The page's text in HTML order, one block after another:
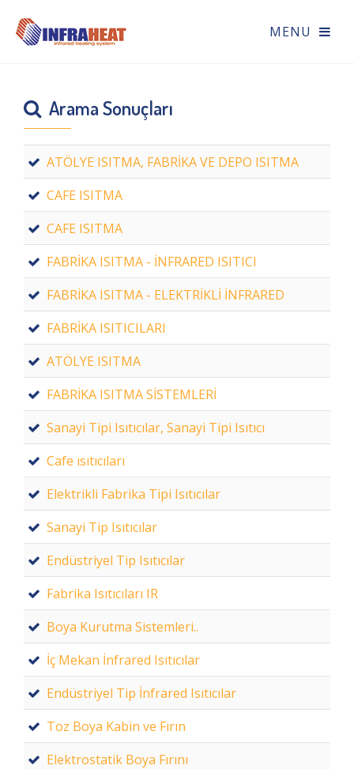
Arama Sonuçları
ATÖLYE ISITMA, FABRİKA VE DEPO ISITMA
CAFE ISITMA
CAFE ISITMA
FABRİKA ISITMA - İNFRARED ISITICI
FABRİKA ISITMA - ELEKTRİKLİ İNFRARED
FABRİKA ISITICILARI
ATÖLYE ISITMA
FABRİKA ISITMA SİSTEMLERİ
Sanayi Tipi Isıtıcılar, Sanayi Tipi Isıtıcı
Cafe ısıtıcıları
Elektrikli Fabrika Tipi Isıtıcılar
Sanayi Tip Isıtıcılar
Endüstriyel Tip Isıtıcılar
Fabrika Isıtıcıları IR
Boya Kurutma Sistemleri..
İç Mekan İnfrared Isıtıcılar
Endüstriyel Tip İnfrared Isıtıcılar
Toz Boya Kabin ve Fırın
Elektrostatik Boya Fırını